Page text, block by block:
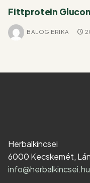
Fittprotein
BALOG ERIKA
Herbalkincsei
6000 Kecskemét,
info@herbalkincsei.hu